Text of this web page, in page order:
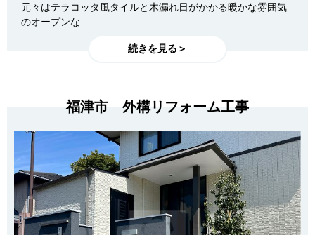
元々はテラコッタ風タイルと木漏れ日がかかる暖かな雰囲気
のオープンな...
続きを見る＞
福津市 外構リフォーム工事